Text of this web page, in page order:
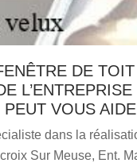
DE
L’ENTREPRISE
VOUS
dans la
Sur Meuse, Ent.